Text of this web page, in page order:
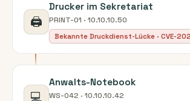
🖨️
Drucker im Sekretariat
PRINT-01 · 10.10.10.50
Bekannte Druckdienst-Lücke · CVE-
💻
Anwalts-Notebook
WS-042 · 10.10.10.42